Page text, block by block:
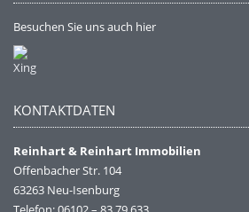
Besuchen Sie uns auch hier
KONTAKTDATEN
Reinhart & Reinhart Immobilien
Offenbacher Str. 104
63263 Neu-Isenburg